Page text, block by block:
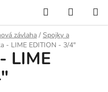
Hľadať
KOŠÍK
závlaha / Spojky a
- LIME EDITION - 3/4"
LIME